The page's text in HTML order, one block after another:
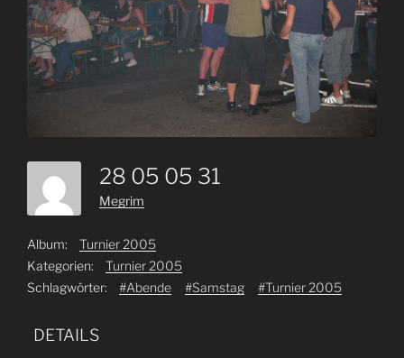
28 05 05 31
Megrim
Album:
Turnier 2005
Kategorien:
Turnier 2005
Schlagwörter:
#Abende #Samstag #Turnier 2005
DETAILS